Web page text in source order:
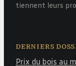
tiennent leurs
DERNIERS
Prix du bois au